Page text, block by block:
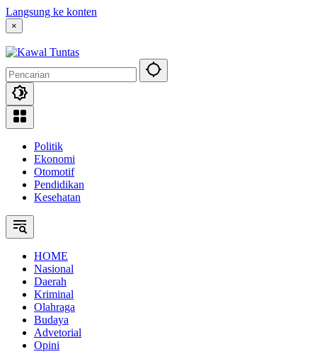
Langsung ke konten
×
Politik
Ekonomi
Otomotif
Pendidikan
Kesehatan
HOME
Nasional
Daerah
Kriminal
Olahraga
Budaya
Advetorial
Opini